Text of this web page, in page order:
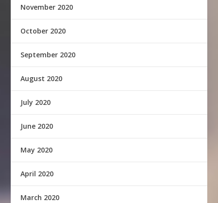
November 2020
October 2020
September 2020
August 2020
July 2020
June 2020
May 2020
April 2020
March 2020